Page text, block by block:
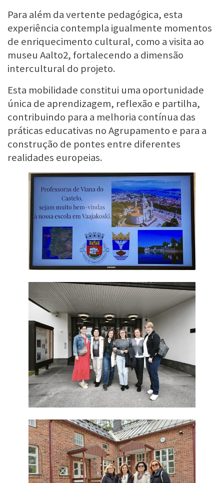
Para além da vertente pedagógica, esta
experiência contempla igualmente momentos
de enriquecimento cultural, como a visita ao
museu Aalto2, fortalecendo a dimensão
intercultural do projeto.
Esta mobilidade constitui uma oportunidade
única de aprendizagem, reflexão e partilha,
contribuindo para a melhoria contínua das
práticas educativas no Agrupamento e para a
construção de pontes entre diferentes
realidades europeias.